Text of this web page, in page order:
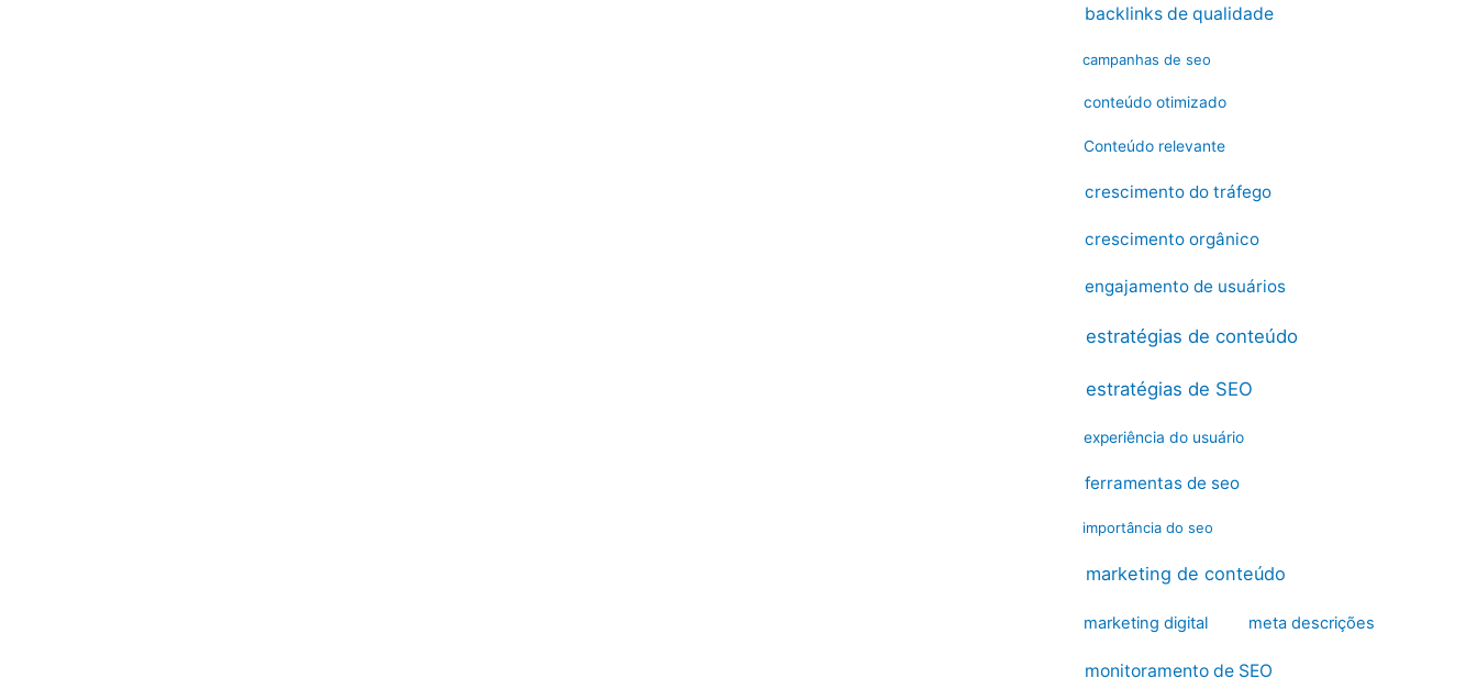
backlinks de qualidade
campanhas de seo
conteúdo otimizado
Conteúdo relevante
crescimento do tráfego
crescimento orgânico
engajamento de usuários
estratégias de conteúdo
estratégias de SEO
experiência do usuário
ferramentas de seo
importância do seo
marketing de conteúdo
marketing digital meta descrições
monitoramento de SEO